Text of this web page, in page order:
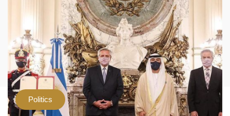
Politics